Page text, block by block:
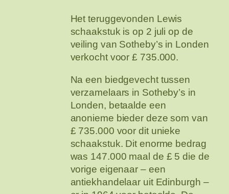
Het teruggevonden Lewis
schaakstuk is op 2 juli op de
veiling van Sotheby’s in Londen
verkocht voor £ 735.000.
Na een biedgevecht tussen
verzamelaars in Sotheby’s in
Londen, betaalde een
anonieme bieder deze som van
£ 735.000 voor dit unieke
schaakstuk. Dit enorme bedrag
was 147.000 maal de £ 5 die de
vorige eigenaar – een
antiekhandelaar uit Edinburgh –